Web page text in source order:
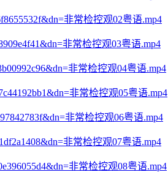
非常检控观02粤语.mp4
非常检控观03粤语.mp4
非常检控观04粤语.mp4
非常检控观05粤语.mp4
非常检控观06粤语.mp4
非常检控观07粤语.mp4
非常检控观08粤语.mp4